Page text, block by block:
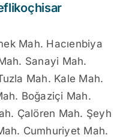
Mah. Hacıenbiya
Sanayi Mah.
Mah. Kale Mah.
Boğaziçi Mah.
Çalören Mah. Şeyh
Cumhuriyet Mah.